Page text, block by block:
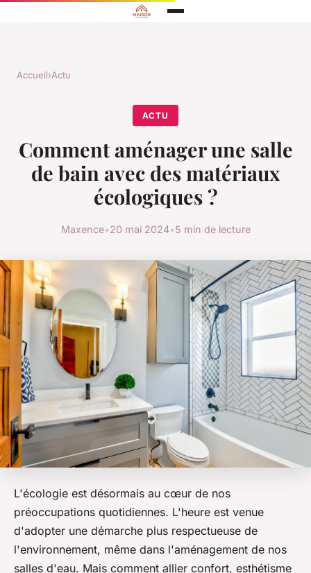
Accueil›Actu
ACTU
Comment aménager une salle
de bain avec des matériaux
écologiques ?
Maxence•20 mai 2024•5 min de lecture
L'écologie est désormais au cœur de nos
préoccupations quotidiennes. L'heure est venue
d'adopter une démarche plus respectueuse de
l'environnement, même dans l'aménagement de nos
salles d'eau. Mais comment allier confort, esthétisme